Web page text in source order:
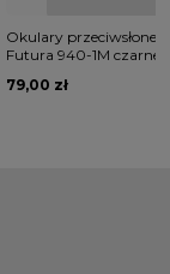
Okulary
Futura 940-1M czarne
79,00 zł